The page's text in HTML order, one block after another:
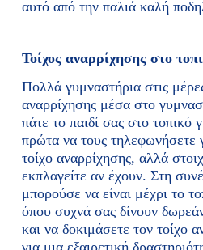
αυτό από την παλιά καλή
Τοίχος αναρρίχησης στο
Πολλά γυμναστήρια στις
αναρρίχησης μέσα στο
πάτε το παιδί σας στο τοπικό
πρώτα να τους τηλεφωνήσετε
τοίχο αναρρίχησης, αλλά
εκπλαγείτε αν έχουν. Στη
μπορούσε να είναι μέχρι το
όπου συχνά σας δίνουν
και να δοκιμάσετε τον τοίχο
για μια εξαιρετική